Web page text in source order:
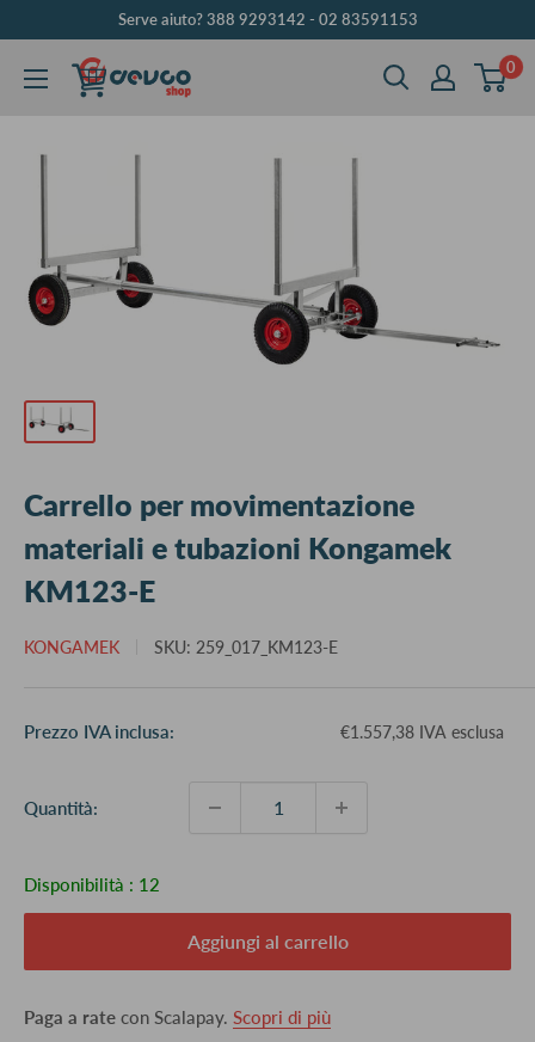
contenuto
Serve aiuto? 388 9293142 - 02 83591153
DEVCOshop 0
Carrello per movimentazione
materiali e tubazioni Kongamek
KM123-E
KONGAMEK SKU: 259_017_KM123-E
Prezzo IVA inclusa: €1.557,38 IVA esclusa
Quantità:
Disponibilità : 12
Aggiungi al carrello
Paga a rate con Scalapay. Scopri di più